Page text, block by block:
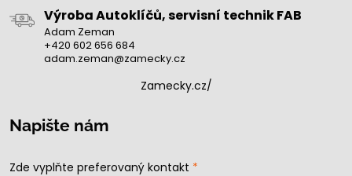
Výroba Autoklíčů, servisní technik FAB
Adam Zeman
+420 602 656 684
adam.zeman@zamecky.cz
Zamecky.cz/
Napište nám
Zde vyplňte preferovaný kontakt *